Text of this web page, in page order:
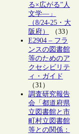
る×広がる”人
文学―」
（8/24-25・大
阪府）
（33）
E2904 – フラ
ンスの図書館
等のためのア
クセシビリテ
ィ・ガイド
（31）
調査研究報告
会「都道府県
立図書館と市
町村立図書館
等との関係：